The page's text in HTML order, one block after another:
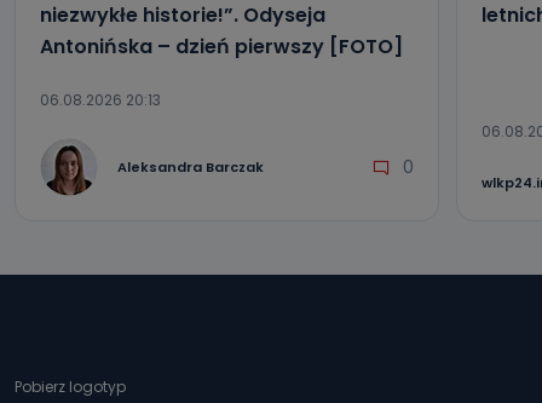
niezwykłe historie!”. Odyseja
Antonińska – dzień pierwszy [FOTO]
06.08.2026 20:13
Aleksandra Barczak 0
Pobierz logotyp